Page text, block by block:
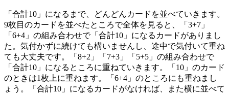
「合計10」になるまで、どんどんカードを並べていきます。
9枚目のカードを並べたところで全体を見ると、「3+7」
「6+4」の組み合わせで「合計10」になるカードがありまし
た。気付かずに続けても構いませんし、途中で気付いて重ね
ても大丈夫です。「8+2」「7+3」「5+5」の組み合わせで
「合計10」になるところに重ねていきます。「10」のカード
のときは1枚上に重ねます。「6+4」のところにも重ねまし
ょう。「合計10」になるカードがなければ、また横に並べて